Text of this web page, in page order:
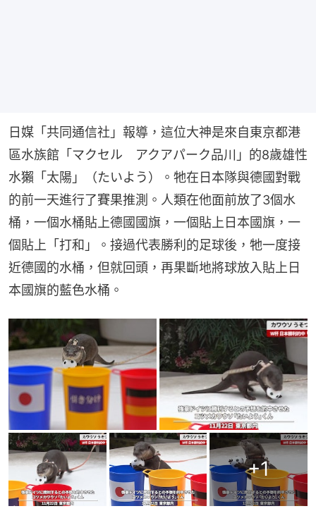
日媒「共同通信社」報導，這位大神是來自東京都港
區水族館「マクセル　アクアパーク品川」的8歲雄性
水獺「太陽」（たいよう）。牠在日本隊與德國對戰
的前一天進行了賽果推測。人類在他面前放了3個水
桶，一個水桶貼上德國國旗，一個貼上日本國旗，一
個貼上「打和」。接過代表勝利的足球後，牠一度接
近德國的水桶，但就回頭，再果斷地將球放入貼上日
本國旗的藍色水桶。
+1